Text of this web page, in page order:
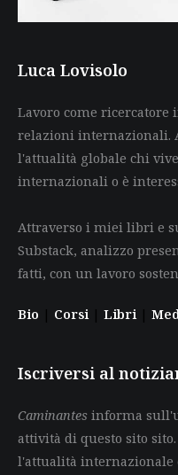
Luca Lovisolo
Lavoro come
relazioni internazionali.
l'attualità globale chi
internazionali o è
Attraverso i miei libri e
Substack, analizzo
fatti, con un lavoro
Bio | Corsi | Libri |
Iscriversi al
Caminantes informa
attività di questo sito
l'attualità internazionale